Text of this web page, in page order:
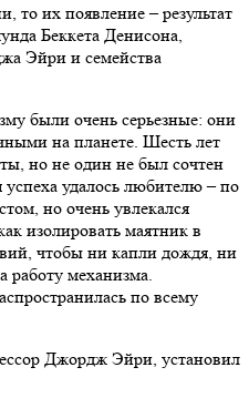
то их появление – результат
Беккета Денисона,
Эйри и семейства
были очень серьезные: они
на планете. Шесть лет
но не один не был сочтен
удалось любителю – по
но очень увлекался
изолировать маятник в
чтобы ни капли дождя, ни
работу механизма.
по всему
Джордж Эйри, установил